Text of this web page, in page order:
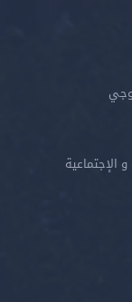
الإجتماعية